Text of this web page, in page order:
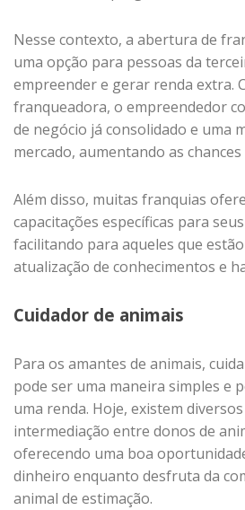
Nesse contexto, a abertura de
uma opção para pessoas da
empreender e gerar renda extra.
franqueadora, o empreendedor
de negócio já consolidado e uma
mercado, aumentando as chances
Além disso, muitas franquias
capacitações específicas para
facilitando para aqueles que
atualização de conhecimentos e
Cuidador de animais
Para os amantes de animais,
pode ser uma maneira simples e
uma renda. Hoje, existem
intermediação entre donos de
oferecendo uma boa
dinheiro enquanto desfruta da
animal de estimação.